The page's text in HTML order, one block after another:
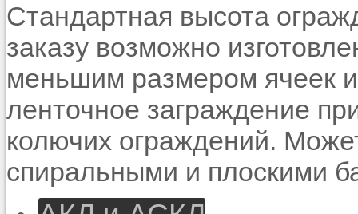
Стандартная высота
заказу возможно
меньшим размером ячеек
ленточное заграждение
колючих ограждений.
спиральными и плоскими